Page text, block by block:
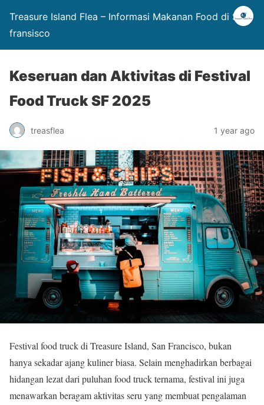
Treasure Island Flea – Informasi Makanan Food di San
fransisco
Keseruan dan Aktivitas di Festival
Food Truck SF 2025
treasflea 1 year ago
Festival food truck di Treasure Island, San Francisco, bukan
hanya sekadar ajang kuliner biasa. Selain menghadirkan berbagai
hidangan lezat dari puluhan food truck ternama, festival ini juga
menawarkan beragam aktivitas seru yang membuat pengalaman